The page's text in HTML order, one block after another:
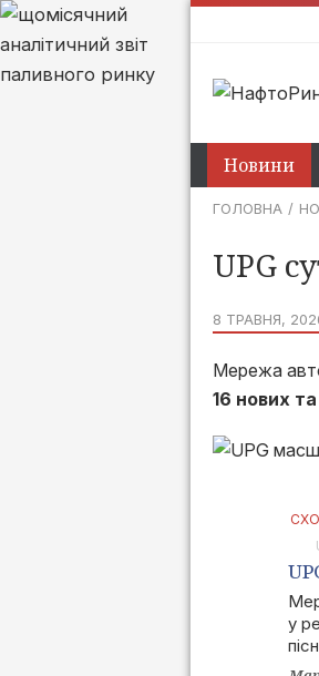
Новини
ГОЛОВНА
UPG
8 ТРАВНЯ,
Мережа
16 нових
у